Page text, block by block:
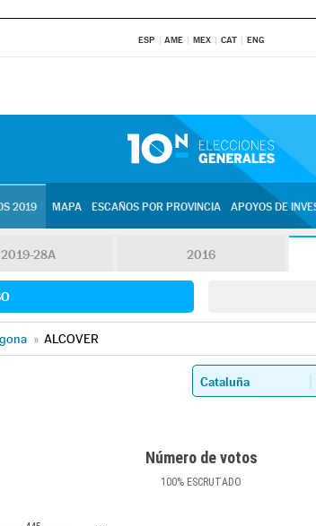
ESP AME MEX CAT ENG
2019 MAPA ESCAÑOS POR PROVINCIA APOYOS DE
2019-28A 2016
» ALCOVER
Número de votos
100% ESCRUTADO